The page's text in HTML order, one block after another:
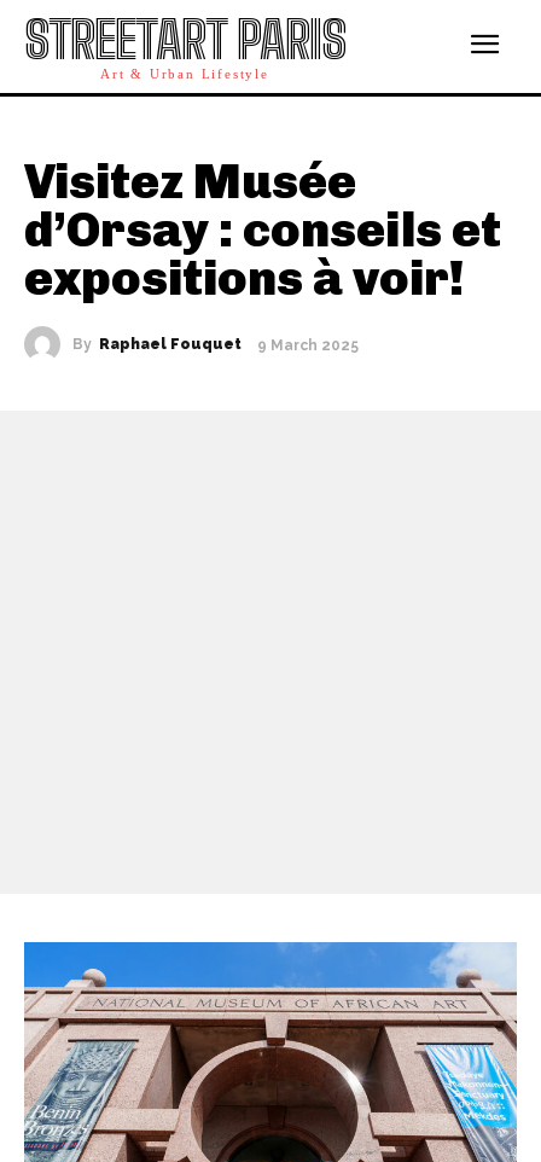
STREETART PARIS
Art & Urban Lifestyle
Visitez Musée
d’Orsay : conseils et
expositions à voir!
By Raphael Fouquet 9 March 2025